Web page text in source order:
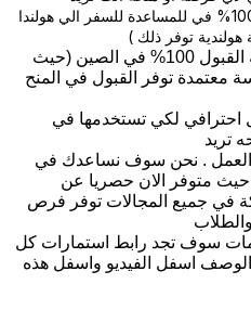
فرص مضمونة القبول 100% في للمساعدة للسفر الي هولندا
توفر ذلك )
نوفر منح دراسية مضمونة القبول 100% في الصين (حيث
توفر القبول في المنح
لكي تستخدمها في
. نحن سوف نساعدك في
متوفر الان حصريا عن
130 شركة في جميع المجالات توفر فرص
سوف تجد رابط استمارات كل
اسفل الفيديو واسفل هذه